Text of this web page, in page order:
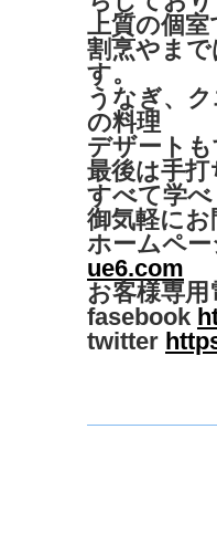
上質の個
割烹やま
す。
うなぎ、
の料理
デザート
最後は手
すべて学
御気軽に
ホームペ
ue6.com
お客様専用
fasebook
twitter